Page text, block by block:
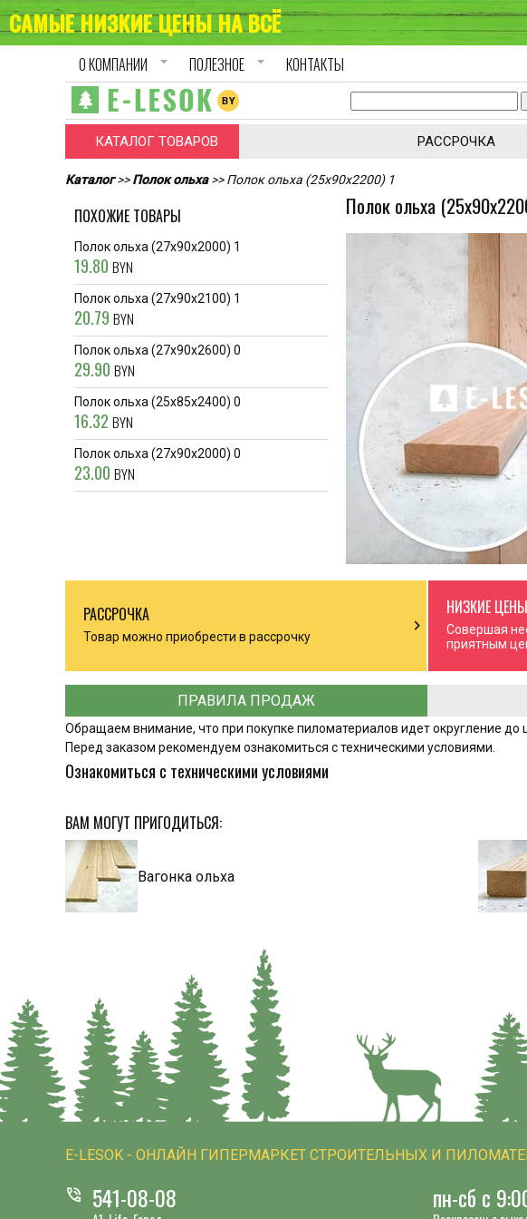
САМЫЕ НИЗКИЕ ЦЕНЫ НА ВСЁ
О КОМПАНИИ arrow_drop_down ПОЛЕЗНОЕ arrow_drop_down КОНТАКТЫ
КАТАЛОГ ТОВАРОВ РАССРОЧКА
Каталог>>Полок ольха >> Полок ольха (25x90x2200) 1
ПОХОЖИЕ ТОВАРЫ
Полок ольха (27x90x2000) 1
19.80 BYN
Полок ольха (27x90x2100) 1
20.79 BYN
Полок ольха (27x90x2600) 0
29.90 BYN
Полок ольха (25x85x2400) 0
16.32 BYN
Полок ольха (27x90x2000) 0
23.00 BYN
Полок ольха
РАССРОЧКА
Товар можно приобрести в рассрочку chevron_right
НИЗКИЕ ЦЕНЫ
Совершая
приятным
ПРАВИЛА ПРОДАЖ
Обращаем внимание, что при покупке пиломатериалов идет округление до
Перед заказом рекомендуем ознакомиться с техническими условиями.
Ознакомиться с техническими условиями
ВАМ МОГУТ ПРИГОДИТЬСЯ:
Вагонка ольха
E-LESOK - ОНЛАЙН ГИПЕРМАРКЕТ СТРОИТЕЛЬНЫХ И
phone_in_talk 541-08-08 пн-сб с